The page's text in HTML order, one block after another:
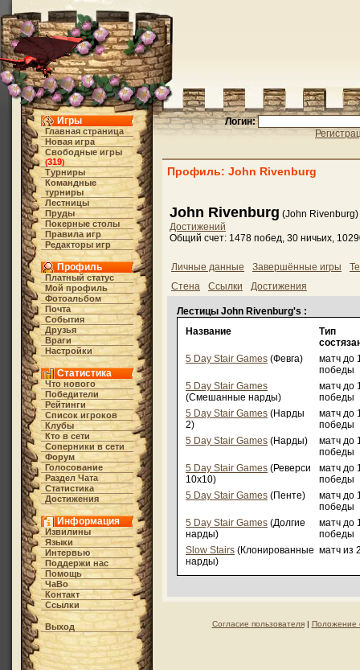
Игры
Главная страница
Новая игра
Свободные игры
(319)
Турниры
Командные
турниры
Лестницы
Пруды
Покерные столы
Правила игр
Редакторы игр
Профиль
Платный статус
Мой профиль
Фотоальбом
Почта
События
Друзья
Враги
Настройки
Статистика
Что нового
Победители
Рейтинги
Список игроков
Клубы
Кто в cети
Соперники в сети
Форум
Голосование
Раздел Чата
Статистика
Достижения
Информация
Извилины
Языки
Интервью
Поддержи нас
Помощь
ЧаВо
Контакт
Ссылки
Выход
Логин:
Профиль: John Rivenburg
John Rivenburg (John
Достижений
Общий счет: 1478 побед, 30 ничьих,
Личные данные Завершённые игры
Стена
Ссылки Достижения
Лестицы John Rivenburg's :
Название
Тип
5 Day Stair Games (Февга)
матч до
победы
5 Day Stair Games
(Смешанные нарды)
матч до
победы
5 Day Stair Games (Нарды
2)
матч до
победы
5 Day Stair Games (Нарды)
матч до
победы
5 Day Stair Games (Реверси
10x10)
матч до
победы
5 Day Stair Games (Пенте)
матч до
победы
5 Day Stair Games (Долгие
нарды)
матч до
победы
Slow Stairs (Клонированные
нарды)
матч из
Согласие пользователя| Положение